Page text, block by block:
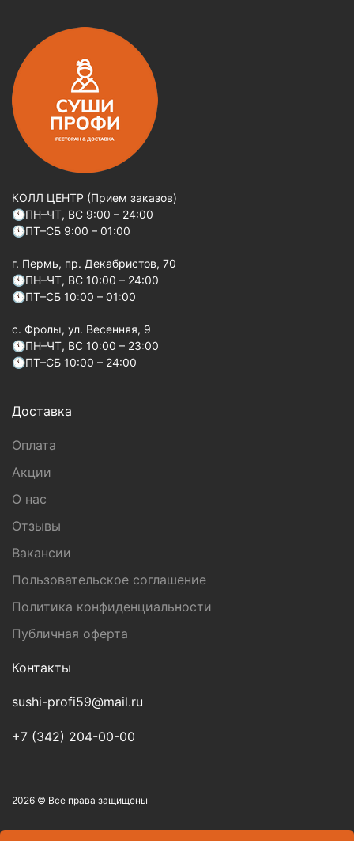
КОЛЛ ЦЕНТР (Прием заказов)
🕚ПН–ЧТ, ВС 9:00 – 24:00
🕚ПТ–СБ 9:00 – 01:00
г. Пермь, пр. Декабристов, 70
🕚ПН–ЧТ, ВС 10:00 – 24:00
🕚ПТ–СБ 10:00 – 01:00
c. Фролы, ул. Весенняя, 9
🕚ПН–ЧТ, ВС 10:00 – 23:00
🕚ПТ–СБ 10:00 – 24:00
Доставка
Оплата
Акции
О нас
Отзывы
Вакансии
Пользовательское соглашение
Политика конфиденциальности
Публичная оферта
Контакты
sushi-profi59@mail.ru
+7 (342) 204-00-00
2026 © Все права защищены